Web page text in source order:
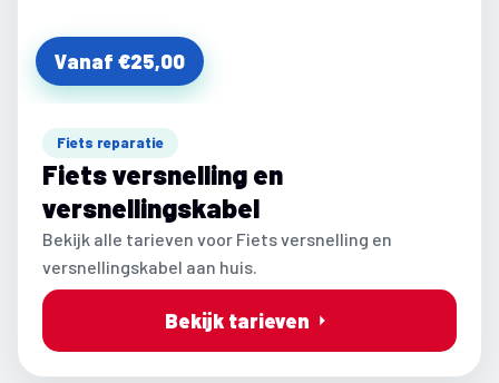
Vanaf €25,00
Fiets reparatie
Fiets versnelling en
versnellingskabel
Bekijk alle tarieven voor Fiets versnelling en
versnellingskabel aan huis.
Bekijk tarieven